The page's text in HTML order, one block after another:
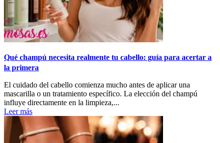
Qué champú necesita realmente tu cabello: guía para acertar a
la primera
El cuidado del cabello comienza mucho antes de aplicar una
mascarilla o un tratamiento específico. La elección del champú
influye directamente en la limpieza,...
Leer más